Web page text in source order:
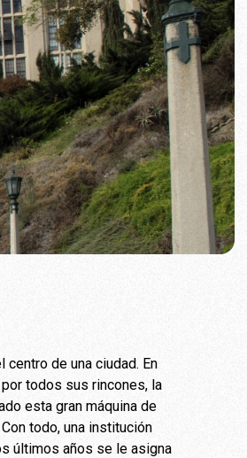
de una ciudad. En
todos sus rincones, la
esta gran máquina de
todo, una institución
últimos años se le asigna